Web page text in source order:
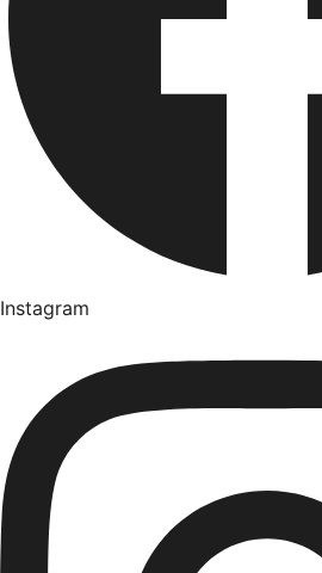
Instagram